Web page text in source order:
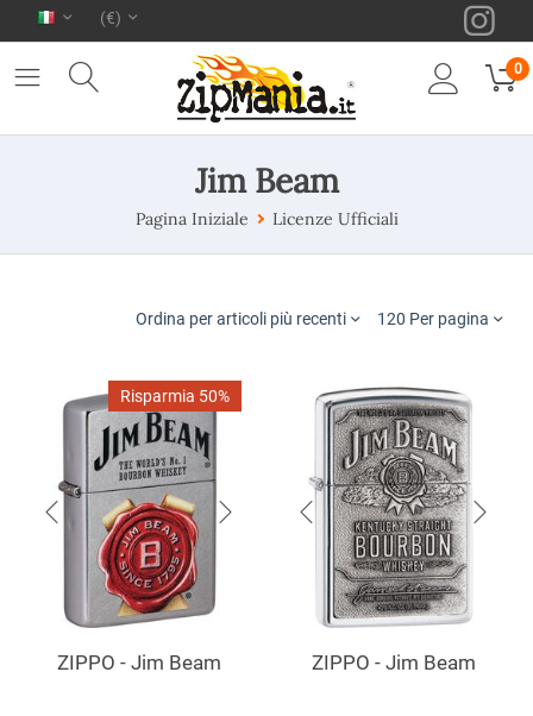
(€)
0
Jim Beam
Pagina Iniziale Licenze Ufficiali
Ordina per articoli più recenti 120 Per pagina
Risparmia 50%
ZIPPO - Jim Beam ZIPPO - Jim Beam